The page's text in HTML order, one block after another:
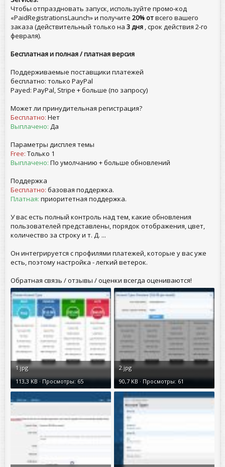
Чтобы отпраздновать запуск, используйте промо-код
«PaidRegistrationsLaunch» и получите 20% отвсего вашего
заказа (действительный только на 3 дня , срок действия 2-го
февраля).
Бесплатная и полная / платная версия
Поддерживаемые поставщики платежей
бесплатно: только PayPal
Payed: PayPal, Stripe + больше (по запросу)
Может ли принудительная регистрация?
Бесплатно: Нет
Выплачено: Да
Параметры дисплея темы
Free: Только 1
Выплачено: По умолчанию + больше обновлений
Поддержка
Бесплатно: базовая поддержка.
Платная: приоритетная поддержка.
У вас есть полный контроль над тем, какие обновления
пользователей представлены, порядок отображения, цвет,
количество за строку и т. Д. ...
Он интегрируется с профилями платежей, которые у вас уже
есть, поэтому настройка - легкий ветерок.
Обратная связь / отзывы / оценки всегда оцениваются!
1.jpg
113,3 KB · Просмотры: 65
2.jpg
90,7 KB · Просмотры: 61